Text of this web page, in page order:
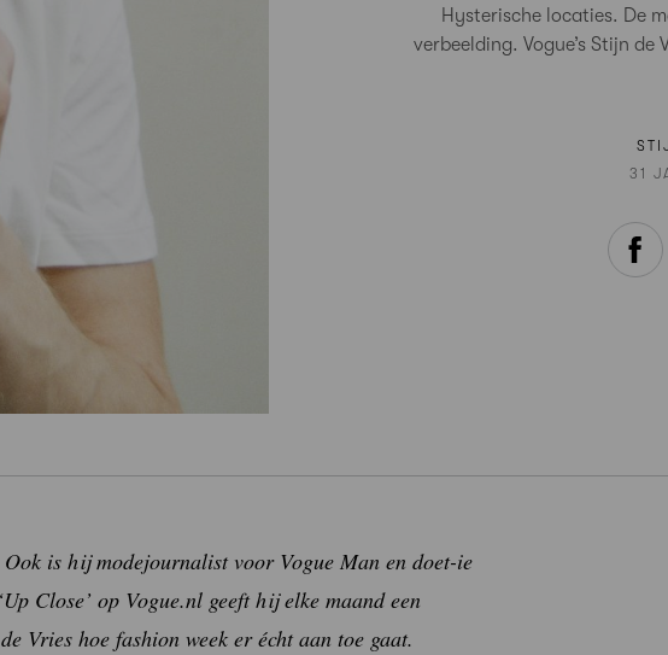
Hysterische locaties. De
verbeelding. Vogue’s Stijn de
31
is hij modejournalist voor Vogue Man en doet-ie
Close’ op Vogue.nl geeft hij elke maand een
Vries hoe fashion week er écht aan toe gaat.